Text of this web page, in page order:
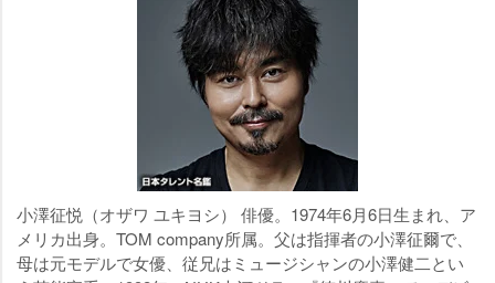
小澤征悦（オザワ ユキヨシ） 俳優。1974年6月6日生まれ、ア
メリカ出身。TOM company所属。父は指揮者の小澤征爾で、
母は元モデルで女優、従兄はミュージシャンの小澤健二とい